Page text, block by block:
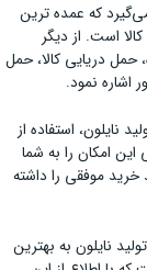
که عمده ترین
است. از دیگر
حمل دریایی کالا، حمل
اشاره نمود.
نایلون، استفاده از
امکان را به شما
خرید موفقی را داشته
نایلون به بهترین